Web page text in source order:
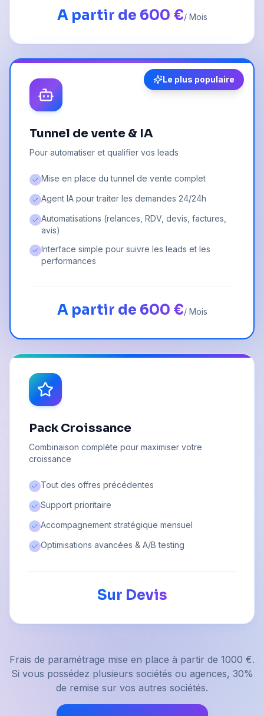
A partir de 600 €/ Mois
Le plus populaire
Tunnel de vente & IA
Pour automatiser et qualifier vos leads
Mise en place du tunnel de vente complet
Agent IA pour traiter les demandes 24/24h
Automatisations (relances, RDV, devis, factures,
avis)
Interface simple pour suivre les leads et les
performances
A partir de 600 €/ Mois
Pack Croissance
Combinaison complète pour maximiser votre
croissance
Tout des offres précédentes
Support prioritaire
Accompagnement stratégique mensuel
Optimisations avancées & A/B testing
Sur Devis
Frais de paramétrage mise en place à partir de 1000 €.
Si vous possédez plusieurs sociétés ou agences, 30%
de remise sur vos autres sociétés.